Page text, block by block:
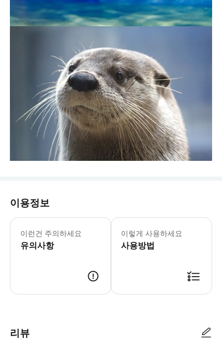
이용정보
이런건 주의하세요
유의사항
🔖 티켓 이용 안내 - 이 바우처는 다른
이렇게 사용하세요
사용방법
리뷰